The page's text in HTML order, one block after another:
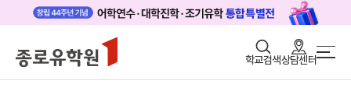
학교검색상담센터
로그인 회원가입
어학연수